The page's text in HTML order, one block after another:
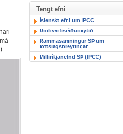
).
Tengt efni
Íslenskt efni um IPCC
Umhverfisráðuneytið
Rammasamningur SÞ um
loftslagsbreytingar
Milliríkjanefnd SÞ (IPCC)